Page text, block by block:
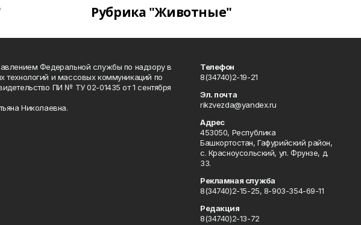
Рубрика "Животные"
Федеральной службы по надзору в
технологий и массовых коммуникаций по
ПИ № ТУ 02-01435 от 1 сентября
Николаевна.
Телефон
8(34740)2-19-21
Эл. почта
rikzvezda@yandex.ru
Адрес
453050, Республика
Башкортостан, Гафурийский район,
с. Красноусольский, ул. Фрунзе, д.
33.
Рекламная служба
8(34740)2-15-25, 8-903-354-69-11
Редакция
8(34740)2-13-72